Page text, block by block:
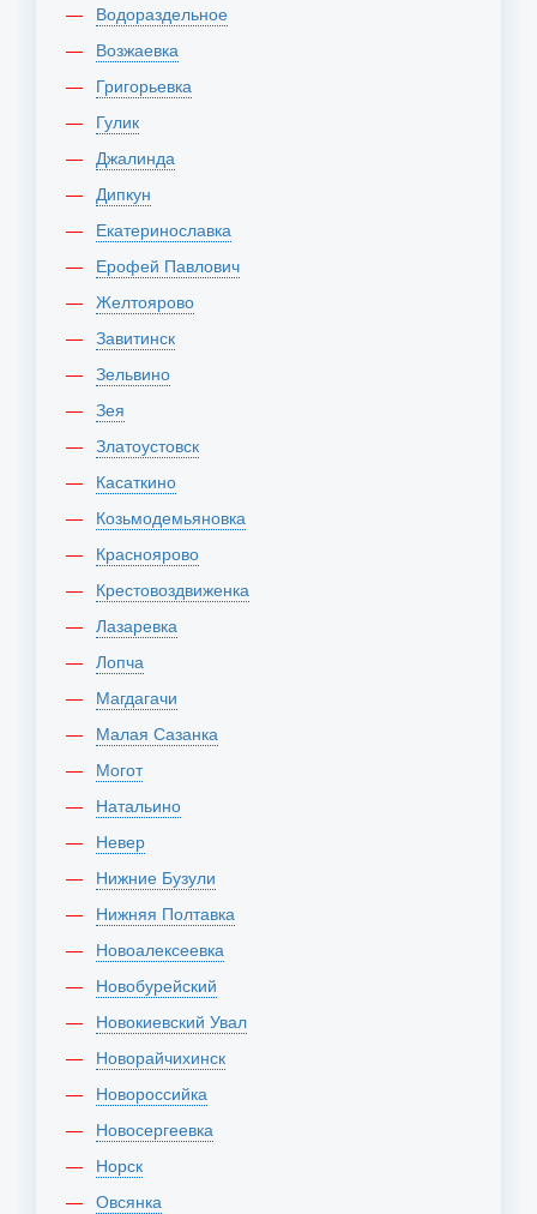
Водораздельное
Возжаевка
Григорьевка
Гулик
Джалинда
Дипкун
Екатеринославка
Ерофей Павлович
Желтоярово
Завитинск
Зельвино
Зея
Златоустовск
Касаткино
Козьмодемьяновка
Красноярово
Крестовоздвиженка
Лазаревка
Лопча
Магдагачи
Малая Сазанка
Могот
Натальино
Невер
Нижние Бузули
Нижняя Полтавка
Новоалексеевка
Новобурейский
Новокиевский Увал
Новорайчихинск
Новороссийка
Новосергеевка
Норск
Овсянка